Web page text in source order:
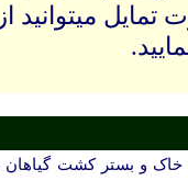
میتوانید از
و بستر کشت گیاهان